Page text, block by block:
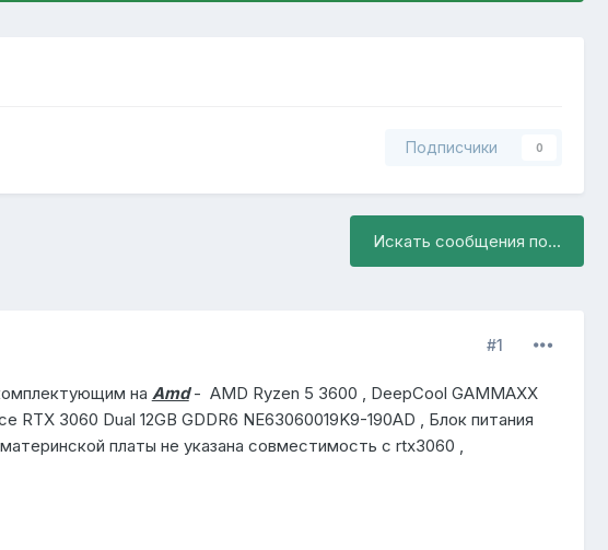
Подписчики 0
Искать сообщения по...
#1
на Amd- AMD Ryzen 5 3600 , DeepCool GAMMAXX
3060 Dual 12GB GDDR6 NE63060019K9-190AD , Блок питания
платы не указана совместимость с rtx3060 ,